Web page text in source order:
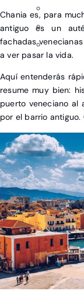
Ver post de
CHINA
Chania es, para
antiguo es un
fachadas
a ver pasar la vida.
Aquí entenderás
resume muy bien:
puerto veneciano al
por el barrio antiguo.